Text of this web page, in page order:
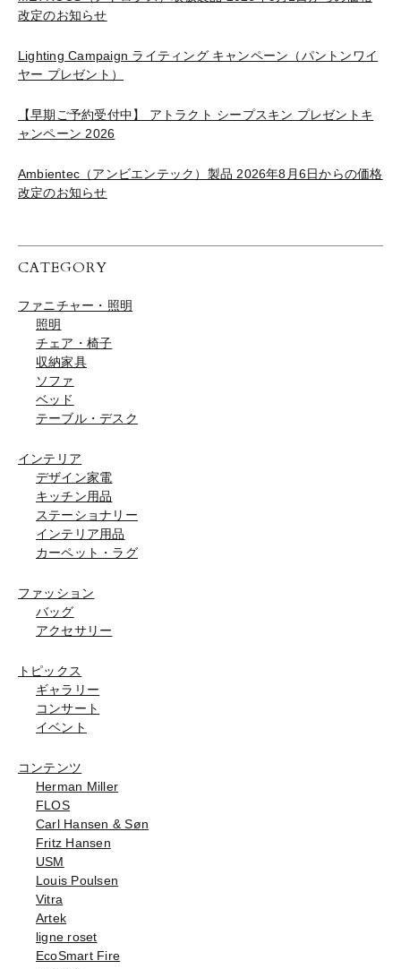
改定のお知らせ
Lighting Campaign ライティング キャンペーン（パントンワイ
ヤー プレゼント）
【早期ご予約受付中】 アトラクト シープスキン プレゼントキ
ャンペーン 2026
Ambientec（アンビエンテック）製品 2026年8月6日からの価格
改定のお知らせ
CATEGORY
ファニチャー・照明
照明
チェア・椅子
収納家具
ソファ
ベッド
テーブル・デスク
インテリア
デザイン家電
キッチン用品
ステーショナリー
インテリア用品
カーペット・ラグ
ファッション
バッグ
アクセサリー
トピックス
ギャラリー
コンサート
イベント
コンテンツ
Herman Miller
FLOS
Carl Hansen & Søn
Fritz Hansen
USM
Louis Poulsen
Vitra
Artek
ligne roset
EcoSmart Fire